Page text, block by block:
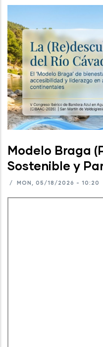
Modelo Braga
Sostenible y
/ MON, 05/18/2026 - 10:20